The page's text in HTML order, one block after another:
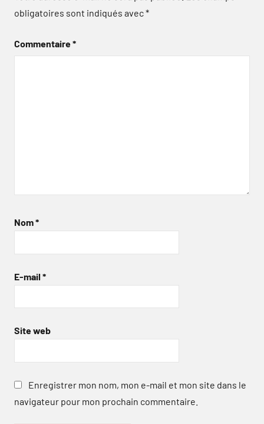
obligatoires sont indiqués avec*
Commentaire*
Nom*
E-mail *
Site web
Enregistrer mon nom, mon e-mail et mon site dans le
navigateur pour mon prochain commentaire.